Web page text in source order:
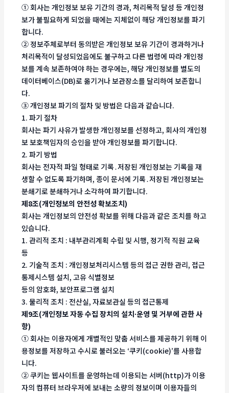
① 회사는 개인정보 보유 기간의 경과, 처리목적 달성 등 개인정
보가 불필요하게 되었을 때에는 지체없이 해당 개인정보를 파기
합니다.
② 정보주체로부터 동의받은 개인정보 보유 기간이 경과하거나
처리목적이 달성되었음에도 불구하고 다른 법령에 따라 개인정
보를 계속 보존하여야 하는 경우에는, 해당 개인정보를 별도의
데이터베이스(DB)로 옮기거나 보관장소를 달리하여 보존합니
다.
③ 개인정보 파기의 절차 및 방법은 다음과 같습니다.
1. 파기 절차
회사는 파기 사유가 발생한 개인정보를 선정하고, 회사의 개인정
보 보호책임자의 승인을 받아 개인정보를 파기합니다.
2. 파기 방법
회사는 전자적 파일 형태로 기록․저장된 개인정보는 기록을 재
생할 수 없도록 파기하며, 종이 문서에 기록․저장된 개인정보는
분쇄기로 분쇄하거나 소각하여 파기합니다.
제8조(개인정보의 안전성 확보조치)
회사는 개인정보의 안전성 확보를 위해 다음과 같은 조치를 하고
있습니다.
1. 관리적 조치 : 내부관리계획 수립 및 시행, 정기적 직원 교육
등
2. 기술적 조치 : 개인정보처리시스템 등의 접근 권한 관리, 접근
통제시스템 설치, 고유 식별정보
등의 암호화, 보안프로그램 설치
3. 물리적 조치 : 전산실, 자료보관실 등의 접근통제
제9조(개인정보 자동 수집 장치의 설치∙운영 및 거부에 관한 사
항)
① 회사는 이용자에게 개별적인 맞춤 서비스를 제공하기 위해 이
용정보를 저장하고 수시로 불러오는 ‘쿠키(cookie)’를 사용합
니다.
② 쿠키는 웹사이트를 운영하는데 이용되는 서버(http)가 이용
자의 컴퓨터 브라우저에 보내는 소량의 정보이며 이용자들의